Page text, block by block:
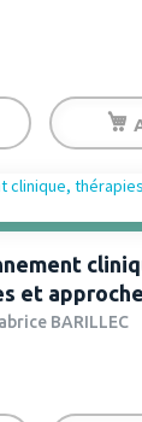
et
BARILLEC